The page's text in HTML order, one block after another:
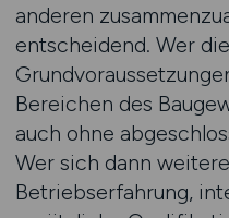
anderen
entscheidend. Wer
Bereichen des
auch ohne
Wer sich dann
Betriebserfahrung,